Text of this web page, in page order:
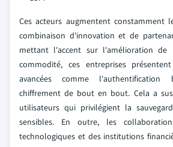
Ces acteurs augmentent constamment
combinaison d'innovation et de
mettant l'accent sur l'amélioration
commodité, ces entreprises
avancées comme
chiffrement de bout en bout. Cela a
utilisateurs qui privilégient la
sensibles. En outre, les
technologiques et des institutions